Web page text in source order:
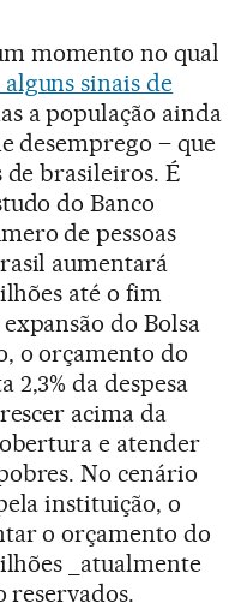
momento no qual
sinais de
a população ainda
desemprego – que
de brasileiros. É
do Banco
de pessoas
aumentará
até o fim
do Bolsa
o orçamento do
da despesa
acima da
e atender
No cenário
instituição, o
o orçamento do
_atualmente
reservados.